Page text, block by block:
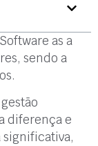
as a
sendo a
diferença e